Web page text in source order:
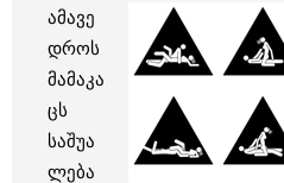
ამავე
დროს
მამაკა
ცს
საშუა
ლება